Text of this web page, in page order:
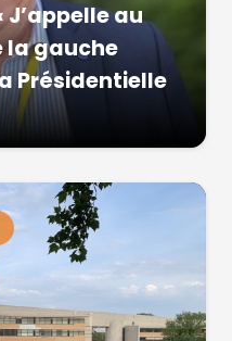
J’appelle au
la gauche
Présidentielle